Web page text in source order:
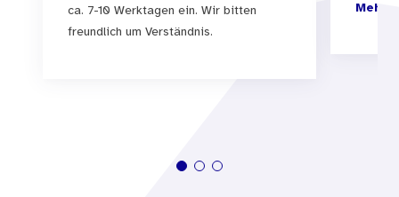
ca. 7-10 Werktagen ein. Wir bitten
freundlich um Verständnis.
Mehr